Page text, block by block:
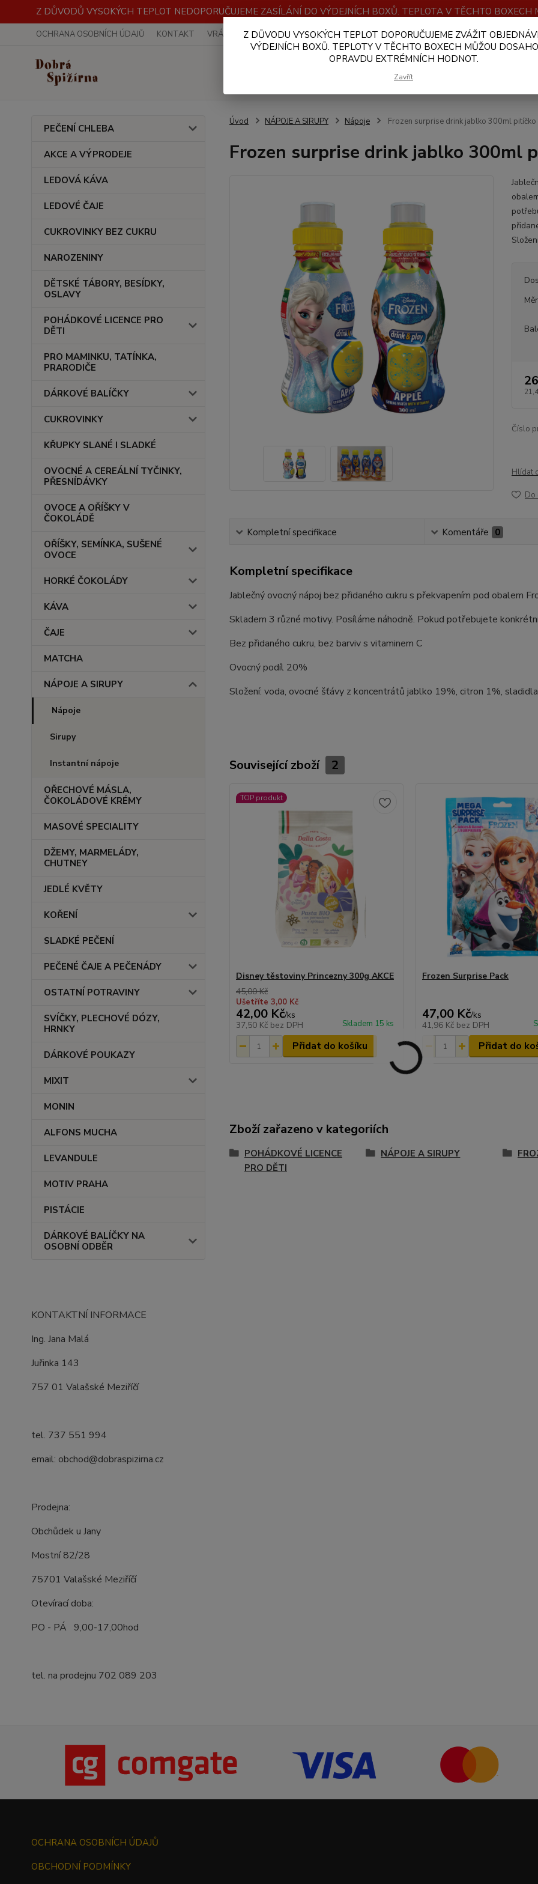
Z DŮVODŮ VYSOKÝCH TEPLOT NEDOPORUČUJEME ZASÍLÁNÍ DO VÝDEJNÍCH BOXŮ. TEPLOTA V TĚCHTO
OCHRANA OSOBNÍCH ÚDAJŮ KONTAKT VRÁCENÍ ZBOŽÍ OBCHODNÍ PODMÍNKY PLATBA A DOPRAVA VELKOOBCHOD
Hledat
PEČENÍ CHLEBA
AKCE A VÝPRODEJE
LEDOVÁ KÁVA
LEDOVÉ ČAJE
CUKROVINKY BEZ CUKRU
NAROZENINY
DĚTSKÉ TÁBORY, BESÍDKY,
OSLAVY
POHÁDKOVÉ LICENCE PRO
DĚTI
PRO MAMINKU, TATÍNKA,
PRARODIČE
DÁRKOVÉ BALÍČKY
CUKROVINKY
KŘUPKY SLANÉ I SLADKÉ
OVOCNÉ A CEREÁLNÍ TYČINKY,
PŘESNÍDÁVKY
OVOCE A OŘÍŠKY V
ČOKOLÁDĚ
OŘÍŠKY, SEMÍNKA, SUŠENÉ
OVOCE
HORKÉ ČOKOLÁDY
KÁVA
ČAJE
MATCHA
NÁPOJE A SIRUPY
Nápoje
Sirupy
Instantní nápoje
OŘECHOVÉ MÁSLA,
ČOKOLÁDOVÉ KRÉMY
MASOVÉ SPECIALITY
DŽEMY, MARMELÁDY,
CHUTNEY
JEDLÉ KVĚTY
KOŘENÍ
SLADKÉ PEČENÍ
PEČENÉ ČAJE A PEČENÁDY
OSTATNÍ POTRAVINY
SVÍČKY, PLECHOVÉ DÓZY,
HRNKY
DÁRKOVÉ POUKAZY
MIXIT
MONIN
ALFONS MUCHA
LEVANDULE
MOTIV PRAHA
PISTÁCIE
DÁRKOVÉ BALÍČKY NA
OSOBNÍ ODBĚR
KONTAKTNÍ INFORMACE
Ing. Jana Malá
Juřinka 143
757 01 Valašské Meziříčí
tel. 737 551 994
email: obchod@dobraspizirna.cz
Prodejna:
Obchůdek u Jany
Mostní 82/28
75701 Valašské Meziříčí
Otevírací doba:
PO - PÁ 9,00-17,00hod
tel. na prodejnu 702 089 203
Úvod NÁPOJE A SIRUPY Nápoje Frozen surprise drink jablko 300ml pitíčko
Frozen surprise drink jablko 300ml
Číslo
Hlídat
Do
Kompletní specifikace Komentáře 0
Kompletní specifikace
Jablečný ovocný nápoj bez přidaného cukru s překvapením pod obalem
Skladem 3 různé motivy. Posíláme náhodně. Pokud potřebujete
Bez přidaného cukru, bez barviv s vitaminem C
Ovocný podíl 20%
Složení: voda, ovocné šťávy z koncentrátů jablko 19%, citron 1%,
Související zboží 2
TOP produkt
Disney těstoviny Princezny 300g AKCE
45,00 Kč
Ušetříte 3,00 Kč
42,00 Kč/ks
37,50 Kč bez DPH Skladem 15 ks
Přidat do košíku
Frozen Surprise Pack
47,00 Kč/ks
41,96 Kč bez DPH
Přidat do
Zboží zařazeno v kategoriích
POHÁDKOVÉ LICENCE
PRO DĚTI
NÁPOJE A SIRUPY
OCHRANA OSOBNÍCH ÚDAJŮ
OBCHODNÍ PODMÍNKY
Z DŮVODU VYSOKÝCH TEPLOT DOPORUČUJEME ZVÁŽIT
VÝDEJNÍCH BOXŮ. TEPLOTY V TĚCHTO BOXECH MŮŽOU
OPRAVDU EXTRÉMNÍCH HODNOT.
Zavřít